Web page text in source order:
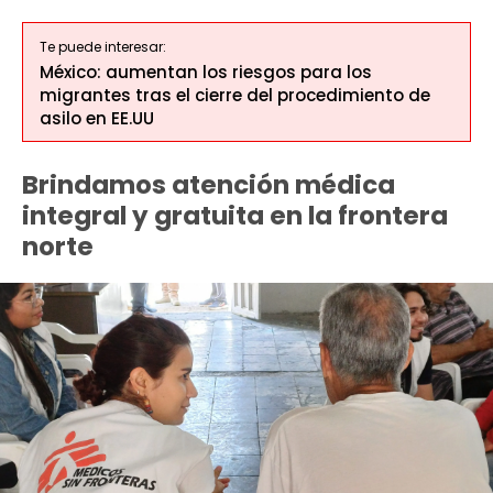
Te puede interesar:
México: aumentan los riesgos para los
migrantes tras el cierre del procedimiento de
asilo en EE.UU
Brindamos atención médica
integral y gratuita en la frontera
norte